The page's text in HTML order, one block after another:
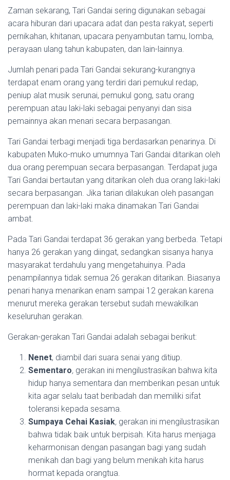
Zaman sekarang, Tari Gandai sering digunakan sebagai
acara hiburan dari upacara adat dan pesta rakyat, seperti
pernikahan, khitanan, upacara penyambutan tamu, lomba,
perayaan ulang tahun kabupaten, dan lain-lainnya.
Jumlah penari pada Tari Gandai sekurang-kurangnya
terdapat enam orang yang terdiri dari pemukul redap,
peniup alat musik serunai, pemukul gong, satu orang
perempuan atau laki-laki sebagai penyanyi dan sisa
pemainnya akan menari secara berpasangan.
Tari Gandai terbagi menjadi tiga berdasarkan penarinya. Di
kabupaten Muko-muko umumnya Tari Gandai ditarikan oleh
dua orang perempuan secara berpasangan. Terdapat juga
Tari Gandai bertautan yang ditarikan oleh dua orang laki-laki
secara berpasangan. Jika tarian dilakukan oleh pasangan
perempuan dan laki-laki maka dinamakan Tari Gandai
ambat.
Pada Tari Gandai terdapat 36 gerakan yang berbeda. Tetapi
hanya 26 gerakan yang diingat, sedangkan sisanya hanya
masyarakat terdahulu yang mengetahuinya. Pada
penampilannya tidak semua 26 gerakan ditarikan. Biasanya
penari hanya menarikan enam sampai 12 gerakan karena
menurut mereka gerakan tersebut sudah mewakilkan
keseluruhan gerakan.
Gerakan-gerakan Tari Gandai adalah sebagai berikut:
Nenet, diambil dari suara senai yang ditiup.
Sementaro, gerakan ini mengilustrasikan bahwa kita
hidup hanya sementara dan memberikan pesan untuk
kita agar selalu taat beribadah dan memiliki sifat
toleransi kepada sesama.
Sumpaya Cehai Kasiak, gerakan ini mengilustrasikan
bahwa tidak baik untuk berpisah. Kita harus menjaga
keharmonisan dengan pasangan bagi yang sudah
menikah dan bagi yang belum menikah kita harus
hormat kepada orangtua.